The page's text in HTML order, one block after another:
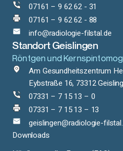
07161 – 9 62 62 - 31
07161 – 9 62 62 - 88
info@radiologie-filstal.de
Standort Geislingen
Röntgen und
Am Gesundheitszentrum
Eybstraße 16, 73312
07331 – 7 15 13 – 0
07331 – 7 15 13 – 13
geislingen@radiologie-
Downloads